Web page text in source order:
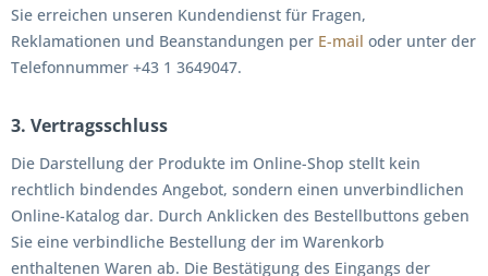
Sie erreichen unseren Kundendienst für Fragen,
Reklamationen und Beanstandungen per E-mail oder unter der
Telefonnummer +43 1 3649047.
3. Vertragsschluss
Die Darstellung der Produkte im Online-Shop stellt kein
rechtlich bindendes Angebot, sondern einen unverbindlichen
Online-Katalog dar. Durch Anklicken des Bestellbuttons geben
Sie eine verbindliche Bestellung der im Warenkorb
enthaltenen Waren ab. Die Bestätigung des Eingangs der